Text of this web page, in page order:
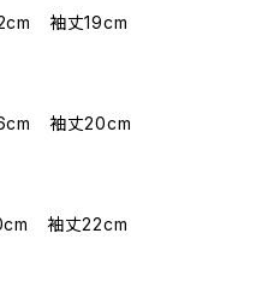
袖丈19cm
袖丈20cm
袖丈22cm